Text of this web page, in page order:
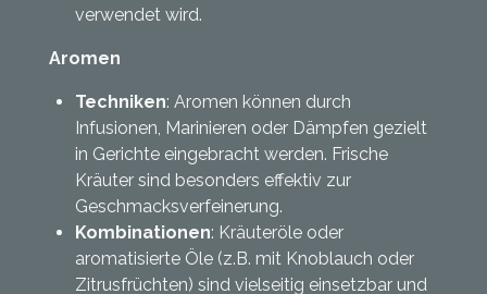
verwendet wird.
Aromen
Techniken: Aromen können durch
Infusionen, Marinieren oder Dämpfen gezielt
in Gerichte eingebracht werden. Frische
Kräuter sind besonders effektiv zur
Geschmacksverfeinerung.
Kombinationen: Kräuteröle oder
aromatisierte Öle (z.B. mit Knoblauch oder
Zitrusfrüchten) sind vielseitig einsetzbar und